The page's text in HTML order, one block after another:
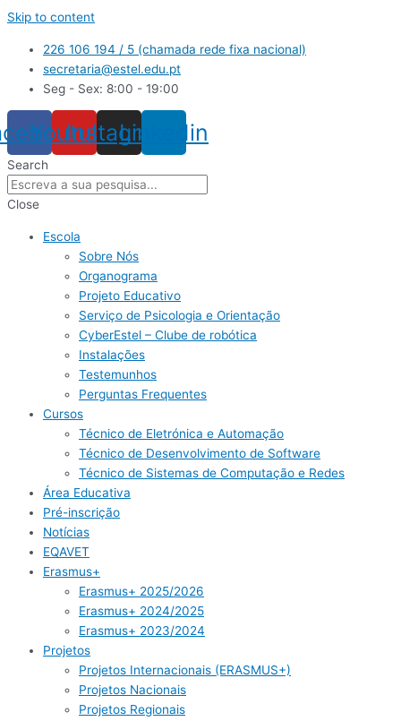
Skip to content
226 106 194 / 5 (chamada rede fixa nacional)
secretaria@estel.edu.pt
Seg - Sex: 8:00 - 19:00
Youtube
InstagramLinkedin
Search
Close
Escola
Sobre Nós
Organograma
Projeto Educativo
Serviço de Psicologia e Orientação
CyberEstel – Clube de robótica
Instalações
Testemunhos
Perguntas Frequentes
Cursos
Técnico de Eletrónica e Automação
Técnico de Desenvolvimento de Software
Técnico de Sistemas de Computação e Redes
Área Educativa
Pré-inscrição​
Notícias
EQAVET
Erasmus+
Erasmus+ 2025/2026
Erasmus+ 2024/2025
Erasmus+ 2023/2024
Projetos
Projetos Internacionais (ERASMUS+)
Projetos Nacionais
Projetos Regionais